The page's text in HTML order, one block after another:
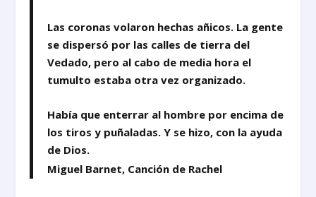
Las coronas volaron hechas añicos. La gente
se dispersó por las calles de tierra del
Vedado, pero al cabo de media hora el
tumulto estaba otra vez organizado.
Había que enterrar al hombre por encima de
los tiros y puñaladas. Y se hizo, con la ayuda
de Dios.
Miguel Barnet, Canción de Rachel